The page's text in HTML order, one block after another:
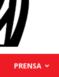
PRENSA